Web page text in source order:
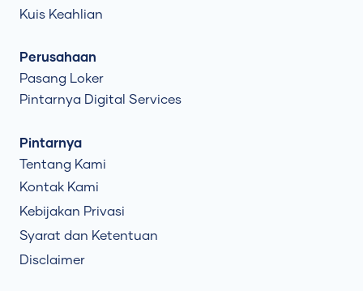
Kuis Keahlian
Perusahaan
Pasang Loker
Pintarnya Digital Services
Pintarnya
Tentang Kami
Kontak Kami
Kebijakan Privasi
Syarat dan Ketentuan
Disclaimer